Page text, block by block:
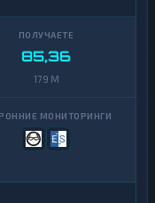
85,36
179 M